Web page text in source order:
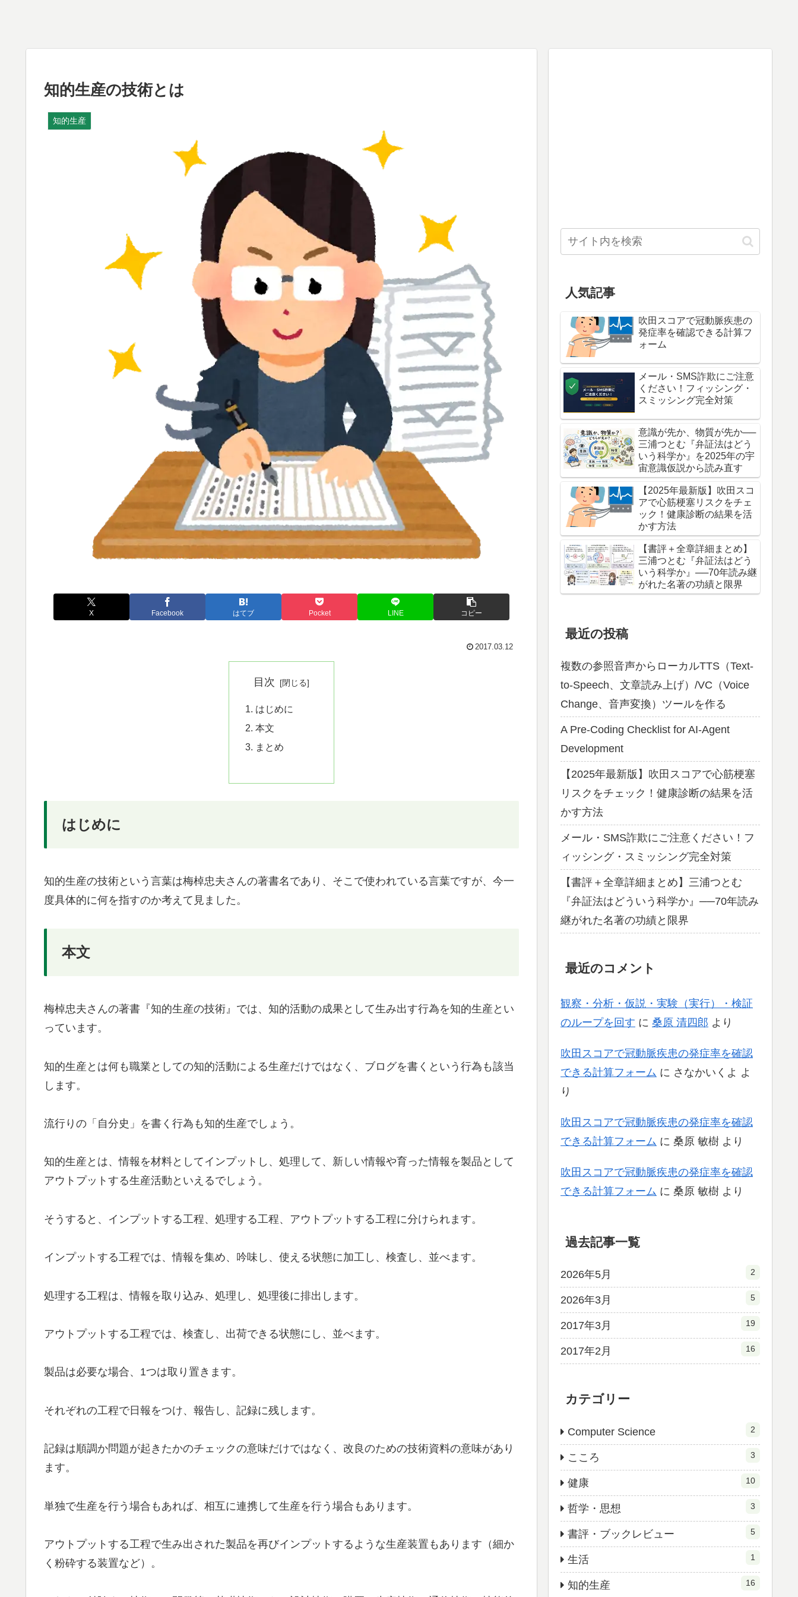
知的生産の技術とは
知的生産
X Facebook はてブ Pocket LINE コピー
2017.03.12
目次
はじめに
本文
まとめ
はじめに
知的生産の技術という言葉は梅棹忠夫さんの著書名であり、そこで使われている言葉ですが、今一
度具体的に何を指すのか考えて見ました。
本文
梅棹忠夫さんの著書『知的生産の技術』では、知的活動の成果として生み出す行為を知的生産とい
っています。
知的生産とは何も職業としての知的活動による生産だけではなく、ブログを書くという行為も該当
します。
流行りの「自分史」を書く行為も知的生産でしょう。
知的生産とは、情報を材料としてインプットし、処理して、新しい情報や育った情報を製品として
アウトプットする生産活動といえるでしょう。
そうすると、インプットする工程、処理する工程、アウトプットする工程に分けられます。
インプットする工程では、情報を集め、吟味し、使える状態に加工し、検査し、並べます。
処理する工程は、情報を取り込み、処理し、処理後に排出します。
アウトプットする工程では、検査し、出荷できる状態にし、並べます。
製品は必要な場合、1つは取り置きます。
それぞれの工程で日報をつけ、報告し、記録に残します。
記録は順調か問題が起きたかのチェックの意味だけではなく、改良のための技術資料の意味があり
ます。
単独で生産を行う場合もあれば、相互に連携して生産を行う場合もあります。
アウトプットする工程で生み出された製品を再びインプットするような生産装置もあります（細か
く粉砕する装置など）。
人気記事
吹田スコアで冠動脈疾患の
発症率を確認できる計算フ
ォーム
メール・SMS詐欺にご注意
ください！フィッシング・
スミッシング完全対策
意識が先か、物質が先か──
三浦つとむ『弁証法はどう
いう科学か』を2025年の宇
宙意識仮説から読み直す
【2025年最新版】吹田スコ
アで心筋梗塞リスクをチェ
ック！健康診断の結果を活
かす方法
【書評＋全章詳細まとめ】
三浦つとむ『弁証法はどう
いう科学か』──70年読み継
がれた名著の功績と限界
最近の投稿
複数の参照音声からローカルTTS（Text-
to-Speech、文章読み上げ）/VC（Voice
Change、音声変換）ツールを作る
A Pre-Coding Checklist for AI-Agent
Development
【2025年最新版】吹田スコアで心筋梗塞
リスクをチェック！健康診断の結果を活
かす方法
メール・SMS詐欺にご注意ください！フ
ィッシング・スミッシング完全対策
【書評＋全章詳細まとめ】三浦つとむ
『弁証法はどういう科学か』──70年読み
継がれた名著の功績と限界
最近のコメント
観察・分析・仮説・実験（実行）・検証
のループを回す に 桑原 清四郎 より
吹田スコアで冠動脈疾患の発症率を確認
できる計算フォーム に さなかいくよ よ
り
吹田スコアで冠動脈疾患の発症率を確認
できる計算フォーム に 桑原 敏樹 より
吹田スコアで冠動脈疾患の発症率を確認
できる計算フォーム に 桑原 敏樹 より
過去記事一覧
2026年5月 2
2026年3月 5
2017年3月 19
2017年2月 16
カテゴリー
Computer Science 2
こころ 3
健康 10
哲学・思想 3
書評・ブックレビュー 5
生活 1
知的生産 16